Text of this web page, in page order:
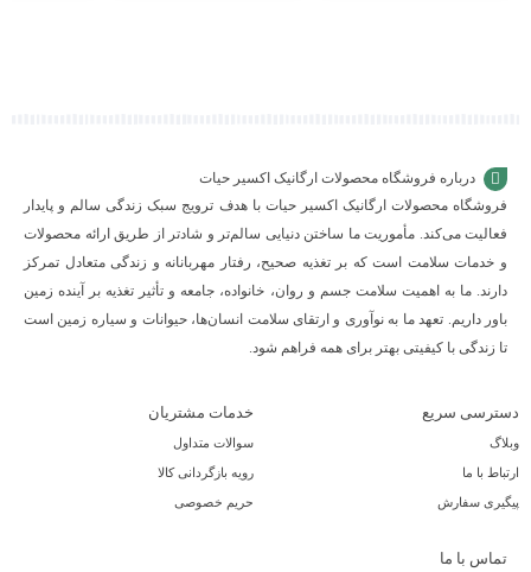
درباره فروشگاه محصولات ارگانیک اکسیر حیات
فروشگاه محصولات ارگانیک اکسیر حیات با هدف ترویج سبک زندگی سالم و پایدار
فعالیت می‌کند. مأموریت ما ساختن دنیایی سالم‌تر و شادتر از طریق ارائه محصولات
و خدمات سلامت است که بر تغذیه صحیح، رفتار مهربانانه و زندگی متعادل تمرکز
دارند. ما به اهمیت سلامت جسم و روان، خانواده، جامعه و تأثیر تغذیه بر آینده زمین
باور داریم. تعهد ما به نوآوری و ارتقای سلامت انسان‌ها، حیوانات و سیاره زمین است
تا زندگی با کیفیتی بهتر برای همه فراهم شود.
دسترسی سریع
وبلاگ
ارتباط با ما
پیگیری سفارش
خدمات مشتریان
سوالات متداول
رویه بازگردانی کالا
حریم خصوصی
تماس با ما